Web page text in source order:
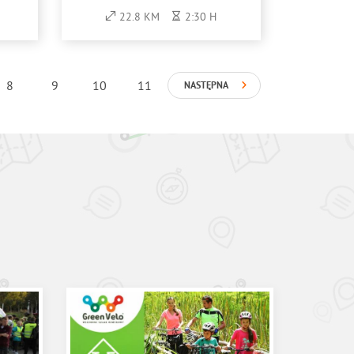
(KOLOR ZIELONY)
22.8 KM 2:30 H
8 9 10 11 NASTĘPNA